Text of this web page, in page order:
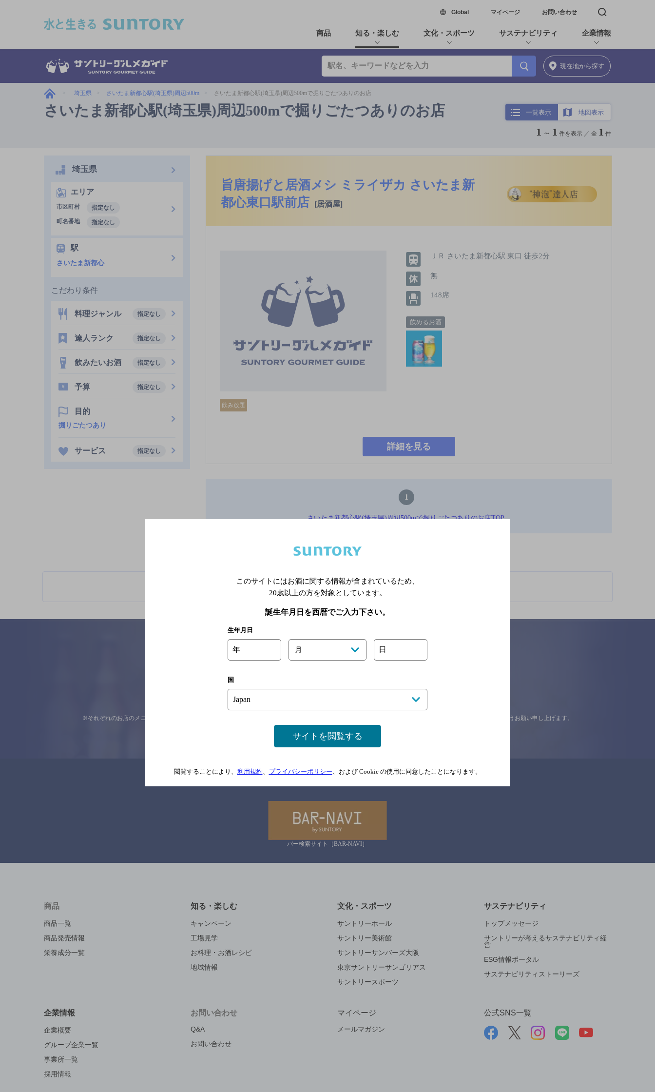
Global新しいウィンドウで開く
マイページ お問い合わせ 検索窓を開く
商品 知る・楽しむ 文化・スポーツ サステナビリティ 企業情報
現在地から探す
埼玉県 さいたま新都心駅(埼玉県)周辺500m さいたま新都心駅(埼玉県)周辺500mで掘りごたつありのお店
さいたま新都心駅(埼玉県)周辺500mで掘りごたつありのお店 一覧表示 地図表示
1 ～ 1 件を表示 ／ 全 1 件
旨唐揚げと居酒メシ ミライザカ さいたま新
都心東口駅前店
[居酒屋]
飲み放題
ＪＲ さいたま新都心駅 東口 徒歩2分
無
148席
飲めるお酒
詳細を見る
1
さいたま新都心駅(埼玉県)周辺500mで掘りごたつありのお店TOP
※店舗によりハイボール取り扱い銘柄が異なります。
埼玉県
エリア
市区町村
指定なし
町名番地
指定なし
駅
さいたま新都心
こだわり条件
料理ジャンル 指定なし
達人ランク 指定なし
飲みたいお酒 指定なし
予算 指定なし
目的
掘りごたつあり
サービス 指定なし
関連ページ
サイトマップ ご意見・ご感想 利用規約
※それぞれのお店のメニューや営業時間などの掲載情報については、 念のためお店にご確認の上ご来店くださいますようお願い申し上げます。
情報提供：ぐるなび
バー検索サイト［BAR-NAVI］
商品
商品一覧
商品発売情報
栄養成分一覧
知る・楽しむ
キャンペーン
工場見学
お料理・お酒レシピ
地域情報
文化・スポーツ
サントリーホール
サントリー美術館
サントリーサンバーズ大阪
東京サントリーサンゴリアス
サントリースポーツ
サステナビリティ
トップメッセージ
サントリーが考えるサステナビリティ経
営
ESG情報ポータル
サステナビリティストーリーズ
企業情報
企業概要
グループ企業一覧
事業所一覧
採用情報
お問い合わせ
Q&A
お問い合わせ
マイページ
メールマガジン
公式SNS一覧
このサイトにはお酒に関する情報が含まれているため、
20歳以上の方を対象としています。
誕生年月日を西暦でご入力下さい。
生年月日
年 月 日
国
サイトを閲覧する
閲覧することにより、 利用規約、 プライバシーポリシー、および Cookie の使用に同意したことになります。